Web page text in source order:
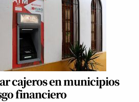
cajeros en municipios
financiero